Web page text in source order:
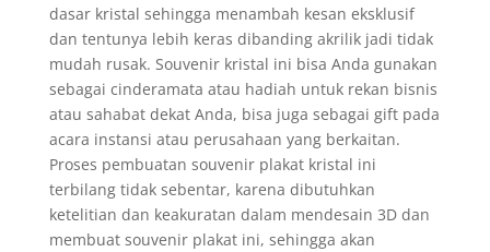
dasar kristal sehingga menambah kesan eksklusif
dan tentunya lebih keras dibanding akrilik jadi tidak
mudah rusak. Souvenir kristal ini bisa Anda gunakan
sebagai cinderamata atau hadiah untuk rekan bisnis
atau sahabat dekat Anda, bisa juga sebagai gift pada
acara instansi atau perusahaan yang berkaitan.
Proses pembuatan souvenir plakat kristal ini
terbilang tidak sebentar, karena dibutuhkan
ketelitian dan keakuratan dalam mendesain 3D dan
membuat souvenir plakat ini, sehingga akan